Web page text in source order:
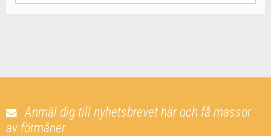
Anmäl dig till nyhetsbrevet här och få massor
av förmåner